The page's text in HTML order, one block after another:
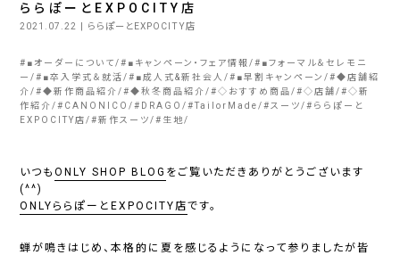
ららぽーとEXPOCITY店
2021.07.22 | ららぽーとEXPOCITY店
# ■オーダーについて # ■キャンペーン・フェア情報 # ■フォーマル＆セレモニ
ー # ■卒入学式＆就活 # ■成人式&新社会人 # ■早割キャンペーン #◆店舗紹
介 #◆新作商品紹介 #◆秋冬商品紹介 #◇おすすめ商品 #◇店舗 #◇新
作紹介 # CANONICO # DRAGO #TailorMade # スーツ # ららぽーと
EXPOCITY店 #新作スーツ # 生地
いつもONLY SHOP BLOG をご覧いただきありがとうございます
(^^)
ONLYららぽーとEXPOCITY店です。
蝉が鳴きはじめ、本格的に夏を感じるようになって参りましたが皆